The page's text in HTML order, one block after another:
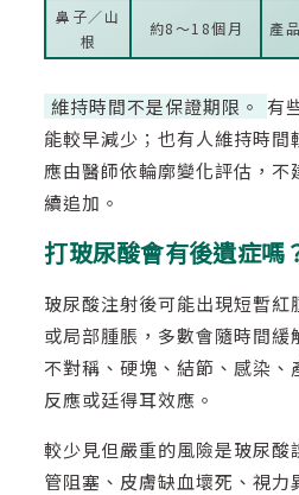
鼻子／山
根
約8～18個月 產
維持時間不是保證期限。 有
能較早減少；也有人維持時間
應由醫師依輪廓變化評估，
續追加。
打玻尿酸會有後遺症嗎
玻尿酸注射後可能出現短暫紅
或局部腫脹，多數會隨時間
不對稱、硬塊、結節、感染、
反應或廷得耳效應。
較少見但嚴重的風險是玻尿酸
管阻塞、皮膚缺血壞死、視力